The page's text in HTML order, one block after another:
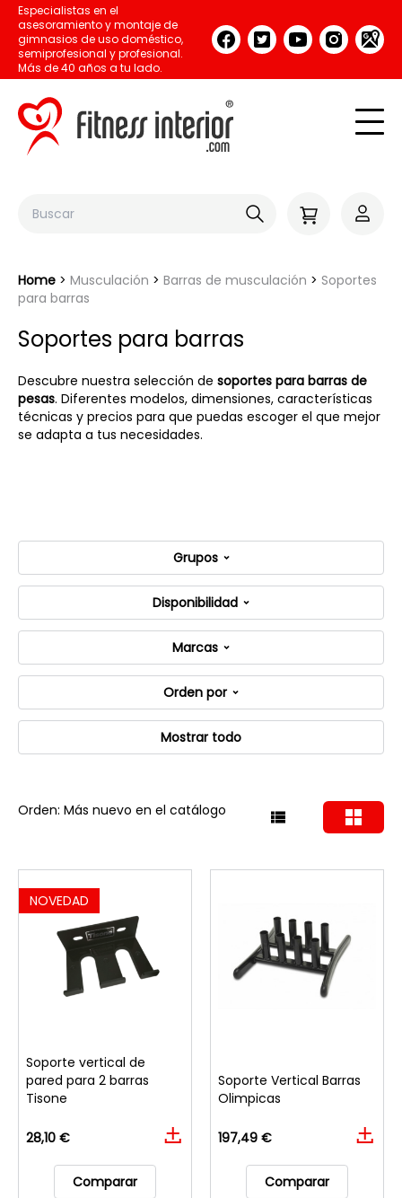
Especialistas en el
asesoramiento y montaje de
gimnasios de uso doméstico,
semiprofesional y profesional.
Más de 40 años a tu lado.
Home Musculación Barras de musculación
Soportes
para barras
Soportes para barras
Descubre nuestra selección de soportes para barras de
pesas. Diferentes modelos, dimensiones, características
técnicas y precios para que puedas escoger el que mejor
se adapta a tus necesidades.
Grupos
Disponibilidad
Marcas
Orden por
Mostrar todo
Orden: Más nuevo en el catálogo
NOVEDAD
Soporte vertical de
pared para 2 barras
Tisone
28,10 €
Comparar
Soporte Vertical Barras
Olimpicas
197,49 €
Comparar